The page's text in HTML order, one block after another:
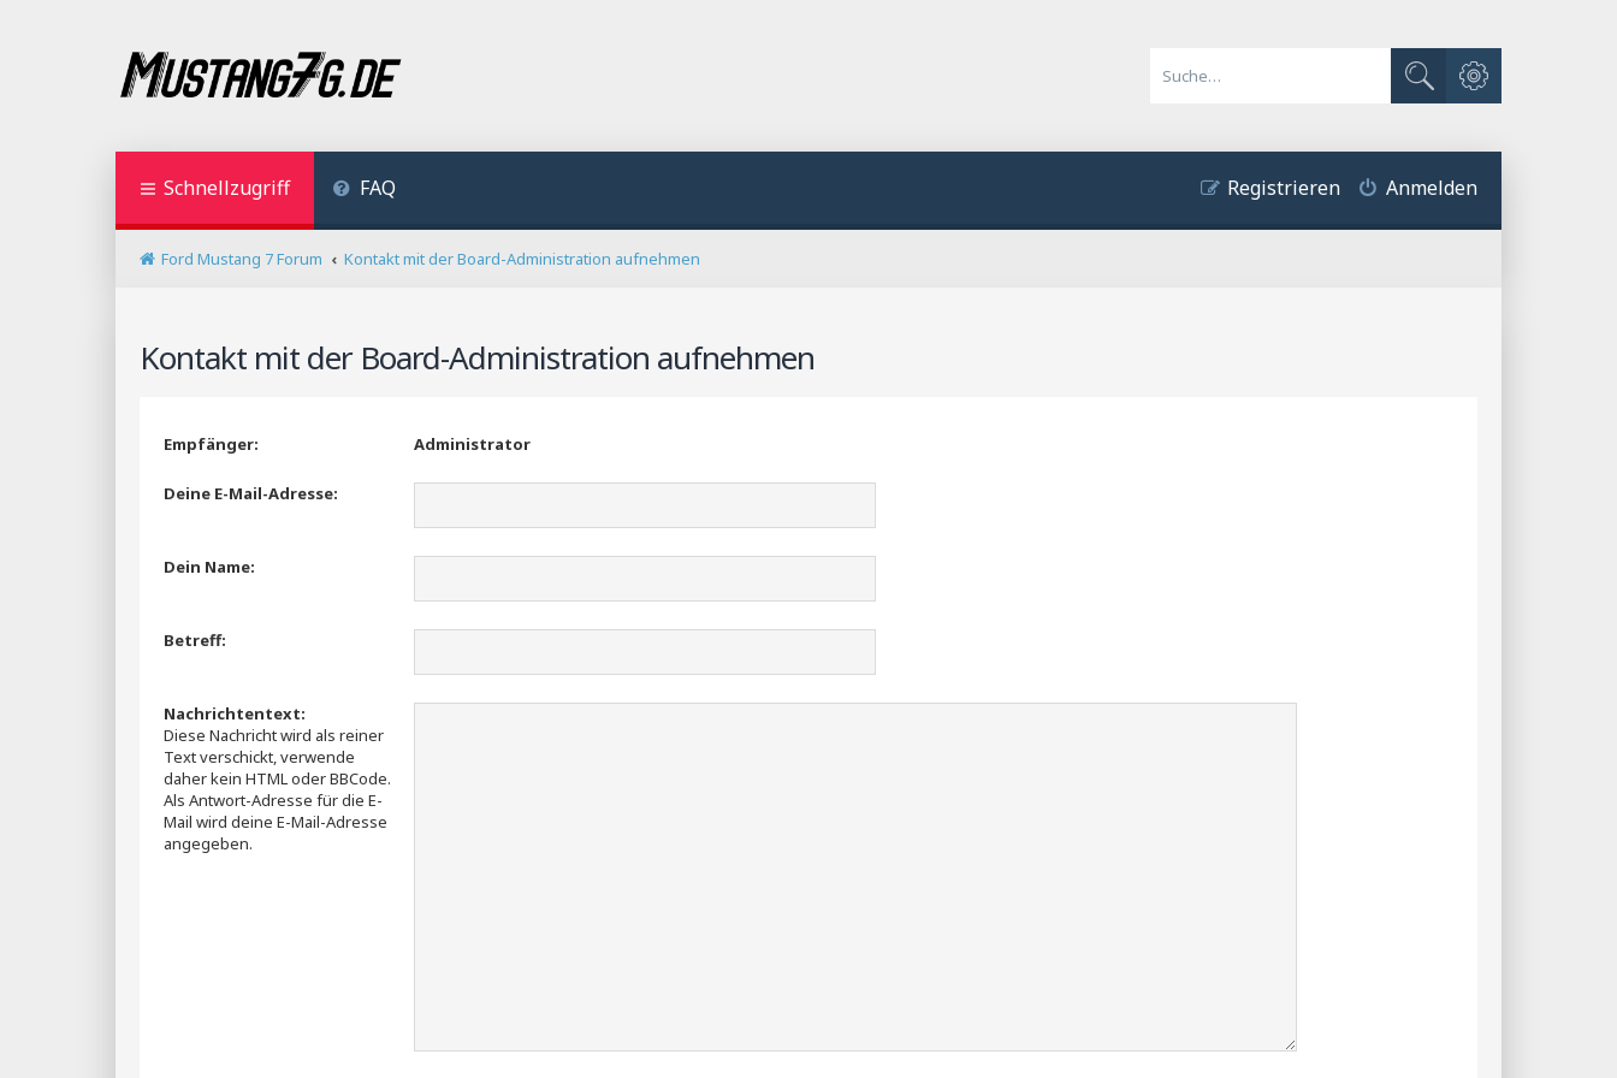
Suche
Erweiterte Suche
Schnellzugriff FAQ Anmelden
Registrieren
Ford Mustang 7 Forum Kontakt mit der Board-Administration aufnehmen
Kontakt mit der Board-Administration aufnehmen
Empfänger: Administrator
Deine E-Mail-Adresse:
Dein Name:
Betreff:
Nachrichtentext:
Diese Nachricht wird als reiner
Text verschickt, verwende
daher kein HTML oder BBCode.
Als Antwort-Adresse für die E-
Mail wird deine E-Mail-Adresse
angegeben.